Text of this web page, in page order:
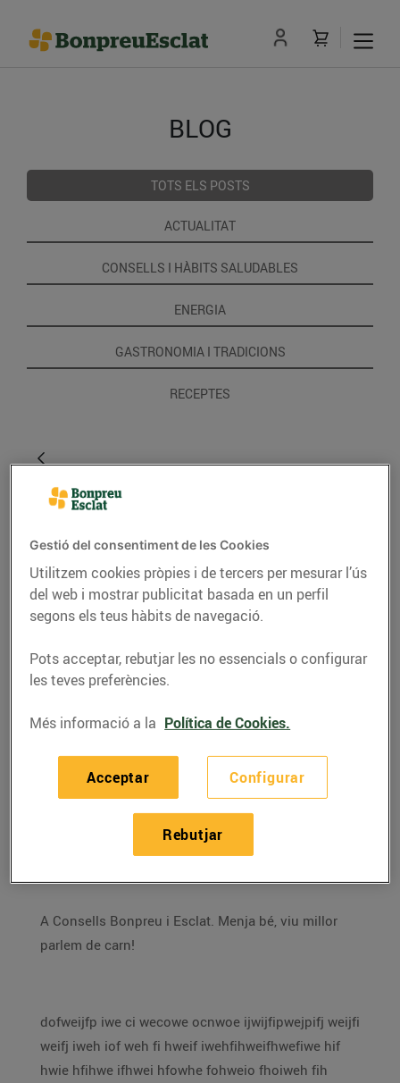
BLOG
TOTS ELS POSTS
ACTUALITAT
CONSELLS I HÀBITS SALUDABLES
ENERGIA
GASTRONOMIA I TRADICIONS
RECEPTES
CONSELLS I HÀBITS SALUDABLES
Experts en carn
08/de setembre/2020
A Bonpreu i Esclat som carnissers professionals.
carnisseria de confiança, amb una selecció de la
millor carn, servida per les millors mans.
A Consells Bonpreu i Esclat. Menja bé, viu millor
parlem de carn!
dofweijfp iwe ci wecowe ocnwoe ijwijfipwejpifj weijfi
weifj iweh iof weh fi hweif iwehfihweifhwefiwe hif
hwie hfihwe ifhwei hfowhe fohweio fhoiweh fih
Gestió del consentiment de les Cookies
Utilitzem cookies pròpies i de tercers per mesurar l’ús
del web i mostrar publicitat basada en un perfil
segons els teus hàbits de navegació.
Pots acceptar, rebutjar les no essencials o configurar
les teves preferències.
Més informació a la Política de Cookies.
Configurar
Rebutjar
Acceptar